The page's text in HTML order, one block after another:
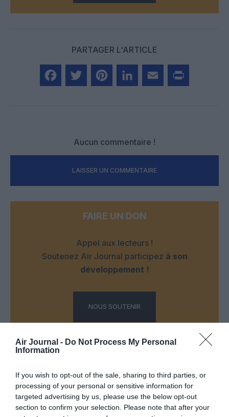
Air Journal - Do Not Process My Personal
Information
If you wish to opt-out of the sale, sharing to third parties, or
processing of your personal or sensitive information for
targeted advertising by us, please use the below opt-out
section to confirm your selection. Please note that after your
PARTAGER L'ARTICLE
Aucun commentaire !
LAISSER UN COMMENTAIRE
FAIRE UN DON
Appel aux lecteurs !
Soutenez Air Journal participez à son
développement !
NOUS SOUTENIR
DERNIERS COMMENTAIRES